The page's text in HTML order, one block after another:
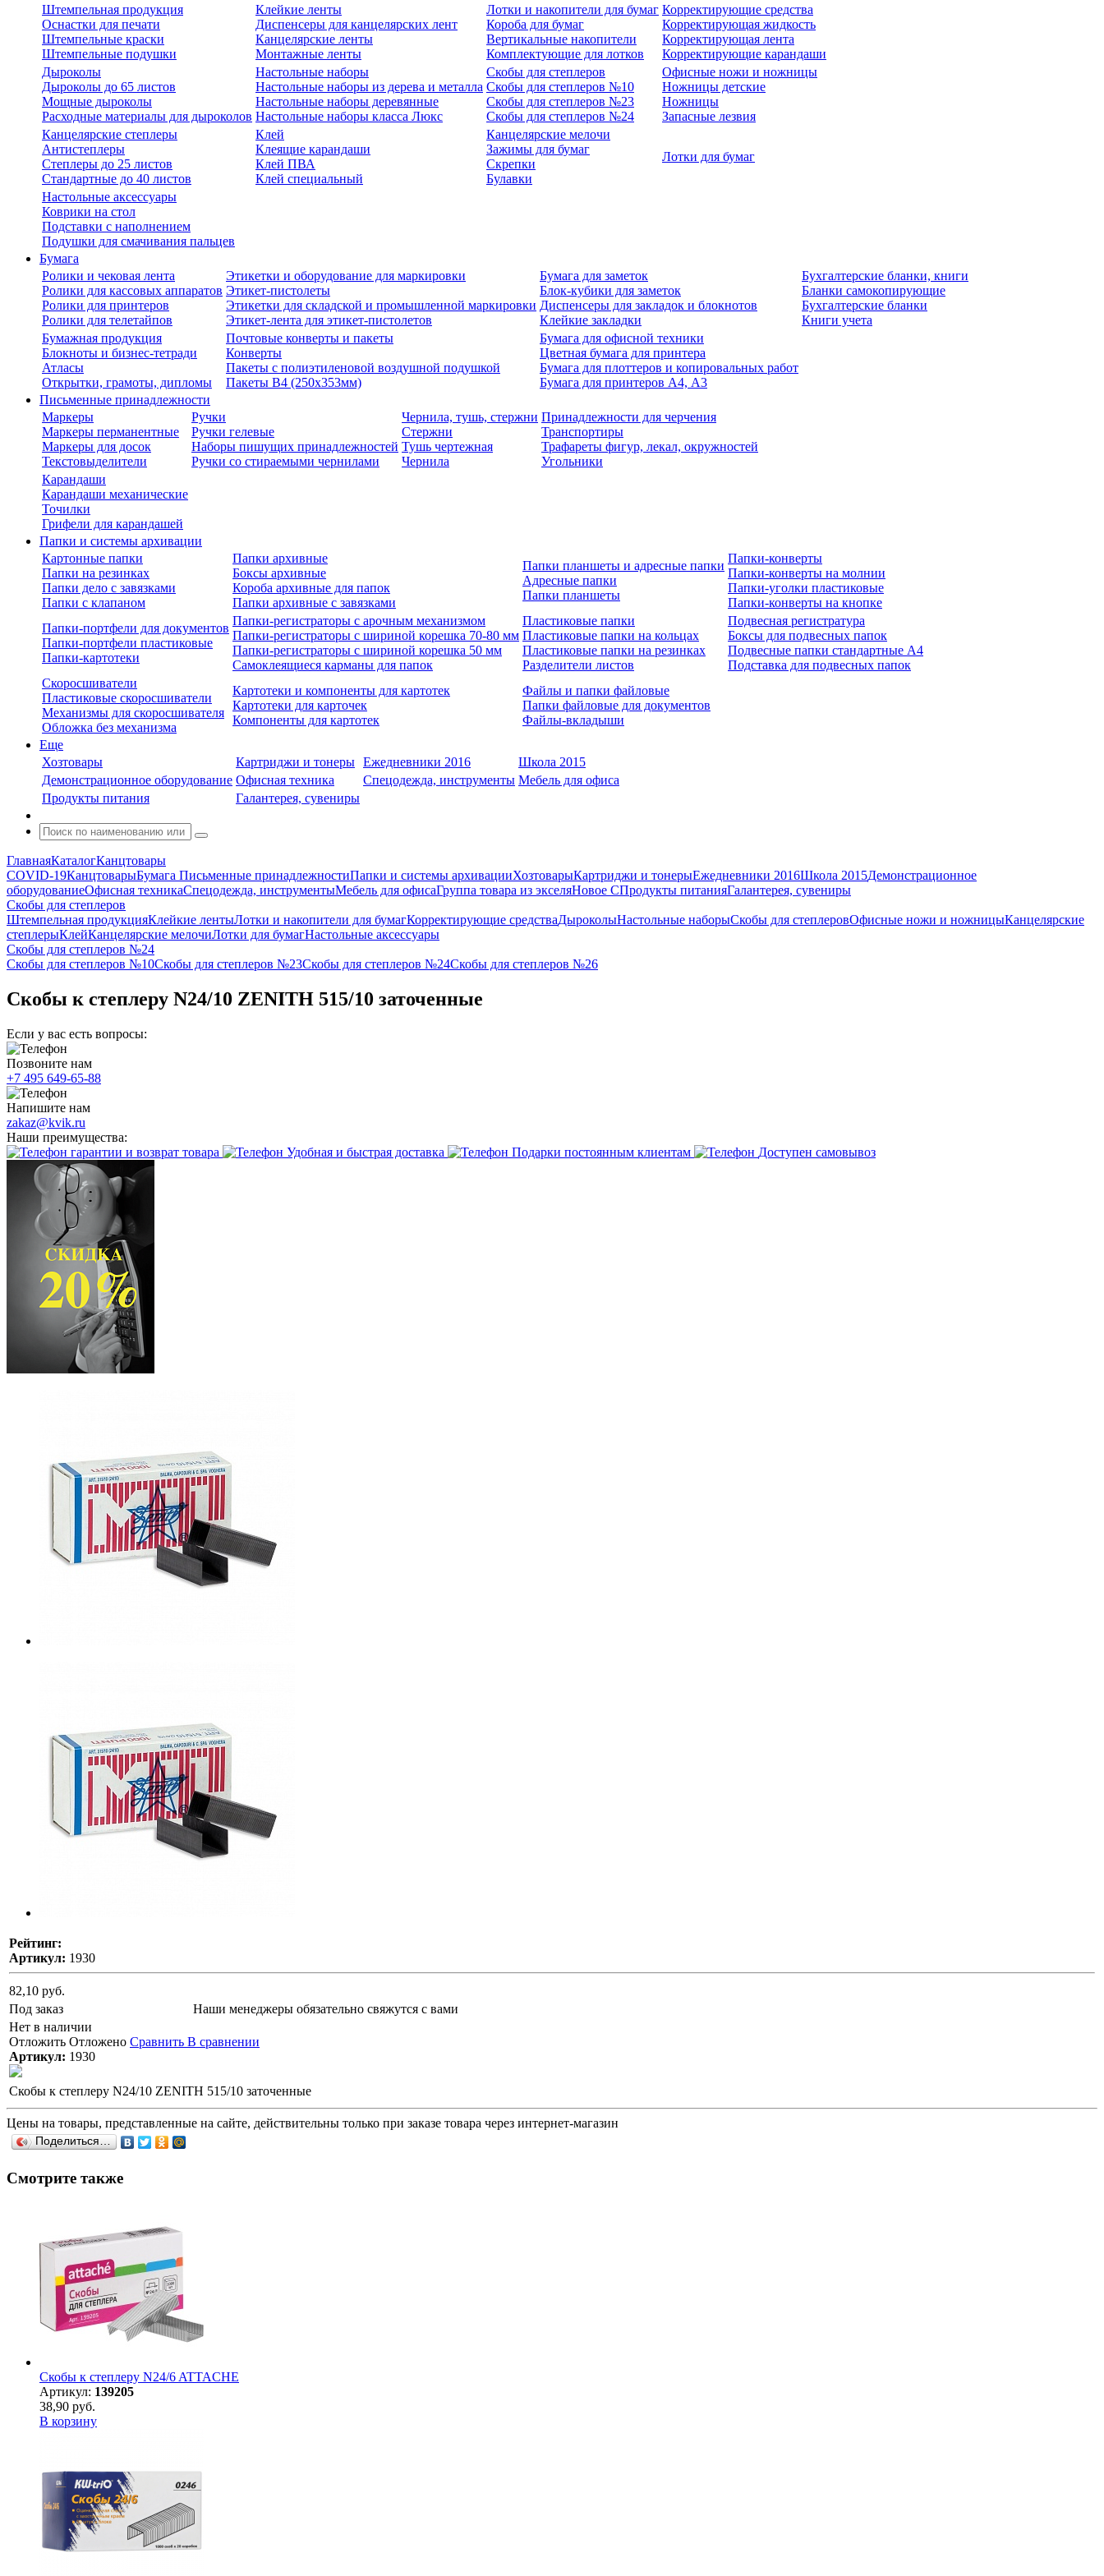
Штемпельная продукция
Оснастки для печати
Штемпельные краски
Штемпельные подушки
Клейкие ленты
Диспенсеры для канцелярских лент
Канцелярские ленты
Монтажные ленты
Лотки и накопители для бумаг
Короба для бумаг
Вертикальные накопители
Комплектующие для лотков
Корректирующие средства
Корректирующая жидкость
Корректирующая лента
Корректирующие карандаши
Дыроколы
Дыроколы до 65 листов
Мощные дыроколы
Расходные материалы для дыроколов
Настольные наборы
Настольные наборы из дерева и металла
Настольные наборы деревянные
Настольные наборы класса Люкс
Скобы для степлеров
Скобы для степлеров №10
Скобы для степлеров №23
Скобы для степлеров №24
Офисные ножи и ножницы
Ножницы детские
Ножницы
Запасные лезвия
Канцелярские степлеры
Антистеплеры
Степлеры до 25 листов
Стандартные до 40 листов
Клей
Клеящие карандаши
Клей ПВА
Клей специальный
Канцелярские мелочи
Зажимы для бумаг
Скрепки
Булавки
Лотки для бумаг
Настольные аксессуары
Коврики на стол
Подставки с наполнением
Подушки для смачивания пальцев
Бумага
Ролики и чековая лента
Ролики для кассовых аппаратов
Ролики для принтеров
Ролики для телетайпов
Этикетки и оборудование для маркировки
Этикет-пистолеты
Этикетки для складской и промышленной маркировки
Этикет-лента для этикет-пистолетов
Бумага для заметок
Блок-кубики для заметок
Диспенсеры для закладок и блокнотов
Клейкие закладки
Бухгалтерские бланки, книги
Бланки самокопирующие
Бухгалтерские бланки
Книги учета
Бумажная продукция
Блокноты и бизнес-тетради
Атласы
Открытки, грамоты, дипломы
Почтовые конверты и пакеты
Конверты
Пакеты с полиэтиленовой воздушной подушкой
Пакеты В4 (250х353мм)
Бумага для офисной техники
Цветная бумага для принтера
Бумага для плоттеров и копировальных работ
Бумага для принтеров А4, А3
Письменные принадлежности
Маркеры
Маркеры перманентные
Маркеры для досок
Текстовыделители
Ручки
Ручки гелевые
Наборы пишущих принадлежностей
Ручки со стираемыми чернилами
Чернила, тушь, стержни
Стержни
Тушь чертежная
Чернила
Принадлежности для черчения
Транспортиры
Трафареты фигур, лекал, окружностей
Угольники
Карандаши
Карандаши механические
Точилки
Грифели для карандашей
Папки и системы архивации
Картонные папки
Папки на резинках
Папки дело с завязками
Папки с клапаном
Папки архивные
Боксы архивные
Короба архивные для папок
Папки архивные с завязками
Папки планшеты и адресные папки
Адресные папки
Папки планшеты
Папки-конверты
Папки-конверты на молнии
Папки-уголки пластиковые
Папки-конверты на кнопке
Папки-портфели для документов
Папки-портфели пластиковые
Папки-картотеки
Папки-регистраторы с арочным механизмом
Папки-регистраторы с шириной корешка 70-80 мм
Папки-регистраторы с шириной корешка 50 мм
Самоклеящиеся карманы для папок
Пластиковые папки
Пластиковые папки на кольцах
Пластиковые папки на резинках
Разделители листов
Подвесная регистратура
Боксы для подвесных папок
Подвесные папки стандартные А4
Подставка для подвесных папок
Скоросшиватели
Пластиковые скоросшиватели
Механизмы для скоросшивателя
Обложка без механизма
Картотеки и компоненты для картотек
Картотеки для карточек
Компоненты для картотек
Файлы и папки файловые
Папки файловые для документов
Файлы-вкладыши
Еще
Хозтовары
Картриджи и тонеры Ежедневники 2016
Школа 2015
Демонстрационное оборудование Офисная техника Спецодежда, инструменты Мебель для офиса
Продукты питания
Галантерея, сувениры
ГлавнаяКаталогКанцтовары
COVID-19КанцтоварыБумага Письменные принадлежностиПапки и системы архивацииХозтоварыКартриджи и тонерыЕжедневники 2016Школа 2015Демонстрационное
оборудованиеОфисная техникаСпецодежда, инструментыМебель для офисаГруппа товара из экселяНовое СПродукты питанияГалантерея, сувениры
Скобы для степлеров
Штемпельная продукцияКлейкие лентыЛотки и накопители для бумагКорректирующие средстваДыроколыНастольные наборыСкобы для степлеровОфисные ножи и ножницыКанцелярские
степлерыКлейКанцелярские мелочиЛотки для бумагНастольные аксессуары
Скобы для степлеров №24
Скобы для степлеров №10Скобы для степлеров №23Скобы для степлеров №24Скобы для степлеров №26
Скобы к степлеру N24/10 ZENITH 515/10 заточенные
Если у вас есть вопросы:
Позвоните нам
+7 495 649-65-88
Напишите нам
zakaz@kvik.ru
Наши преимущества:
гарантии и возврат товара
Удобная и быстрая доставка Подарки постоянным клиентам Доступен самовывоз
Рейтинг:
Артикул: 1930
82,10 руб.
Под заказ
Наши менеджеры обязательно свяжутся с вами
Нет в наличии
Отложить Отложено Сравнить В сравнении
Артикул: 1930
Скобы к степлеру N24/10 ZENITH 515/10 заточенные
Цены на товары, представленные на сайте, действительны только при заказе товара через интернет-магазин
Поделиться…
Смотрите также
Скобы к степлеру N24/6 ATTACHE
Артикул: 139205
38,90 руб.
В корзину